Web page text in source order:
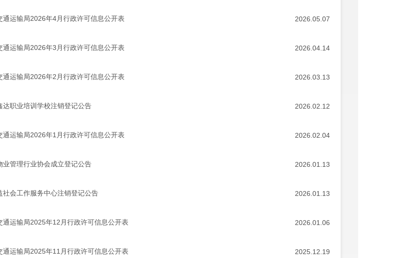
通运输局2026年4月行政许可信息公开表 2026.05.07
通运输局2026年3月行政许可信息公开表 2026.04.14
通运输局2026年2月行政许可信息公开表 2026.03.13
达职业培训学校注销登记公告 2026.02.12
通运输局2026年1月行政许可信息公开表 2026.02.04
业管理行业协会成立登记公告 2026.01.13
社会工作服务中心注销登记公告 2026.01.13
通运输局2025年12月行政许可信息公开表 2026.01.06
通运输局2025年11月行政许可信息公开表 2025.12.19